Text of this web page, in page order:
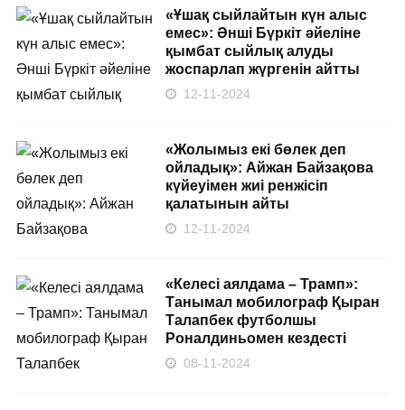
«Ұшақ сыйлайтын күн алыс
емес»: Әнші Бүркіт әйеліне
қымбат сыйлық алуды
жоспарлап жүргенін айтты
12-11-2024
«Жолымыз екі бөлек деп
ойладық»: Айжан Байзақова
күйеуімен жиі ренжісіп
қалатынын айты
12-11-2024
«Келесі аялдама – Трамп»:
Танымал мобилограф Қыран
Талапбек футболшы
Роналдиньомен кездесті
08-11-2024